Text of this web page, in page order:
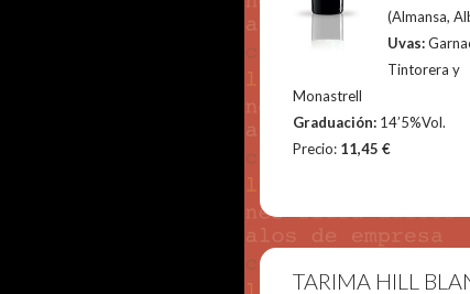
(Almansa,
Uvas:
Tintorera y
Monastrell
Graduación: 14’5%Vol.
Precio: 11,45 €
TARIMA HILL